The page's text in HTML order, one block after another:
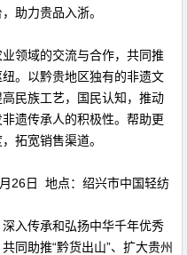
助力贵品入浙。
领域的交流与合作，共同推
。以黔贵地区独有的非遗文
民族工艺，国民认知，推动
遗传承人的积极性。帮助更
拓宽销售渠道。
26日 地点：绍兴市中国轻纺
入传承和弘扬中华千年优秀
同助推“黔货出山”、扩大贵州